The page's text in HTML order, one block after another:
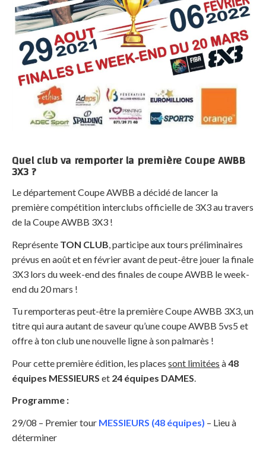
Quel club va remporter la première Coupe AWBB
3X3 ?
Le département Coupe AWBB a décidé de lancer la
première compétition interclubs officielle de 3X3 au travers
de la Coupe AWBB 3X3 !
Représente TON CLUB , participe aux tours préliminaires
prévus en août et en février avant de peut-être jouer la finale
3X3 lors du week-end des finales de coupe AWBB le week-
end du 20 mars !
Tu remporteras peut-être la première Coupe AWBB 3X3, un
titre qui aura autant de saveur qu’une coupe AWBB 5vs5 et
offre à ton club une nouvelle ligne à son palmarès !
Pour cette première édition, les places sont limitées à48
équipes MESSIEURS et 24 équipes DAMES
Programme :
29/08 – Premier tour MESSIEURS (48 équipes) – Lieu à
déterminer